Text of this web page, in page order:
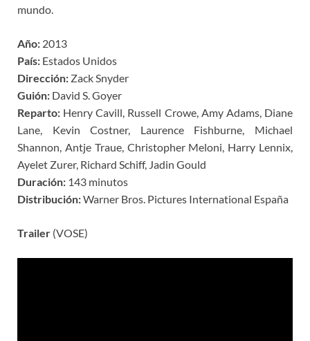
mundo.
Año: 2013
País: Estados Unidos
Dirección: Zack Snyder
Guión: David S. Goyer
Reparto: Henry Cavill, Russell Crowe, Amy Adams, Diane
Lane, Kevin Costner, Laurence Fishburne, Michael
Shannon, Antje Traue, Christopher Meloni, Harry Lennix,
Ayelet Zurer, Richard Schiff, Jadin Gould
Duración: 143 minutos
Distribución:Warner Bros. Pictures International España
Trailer (VOSE)